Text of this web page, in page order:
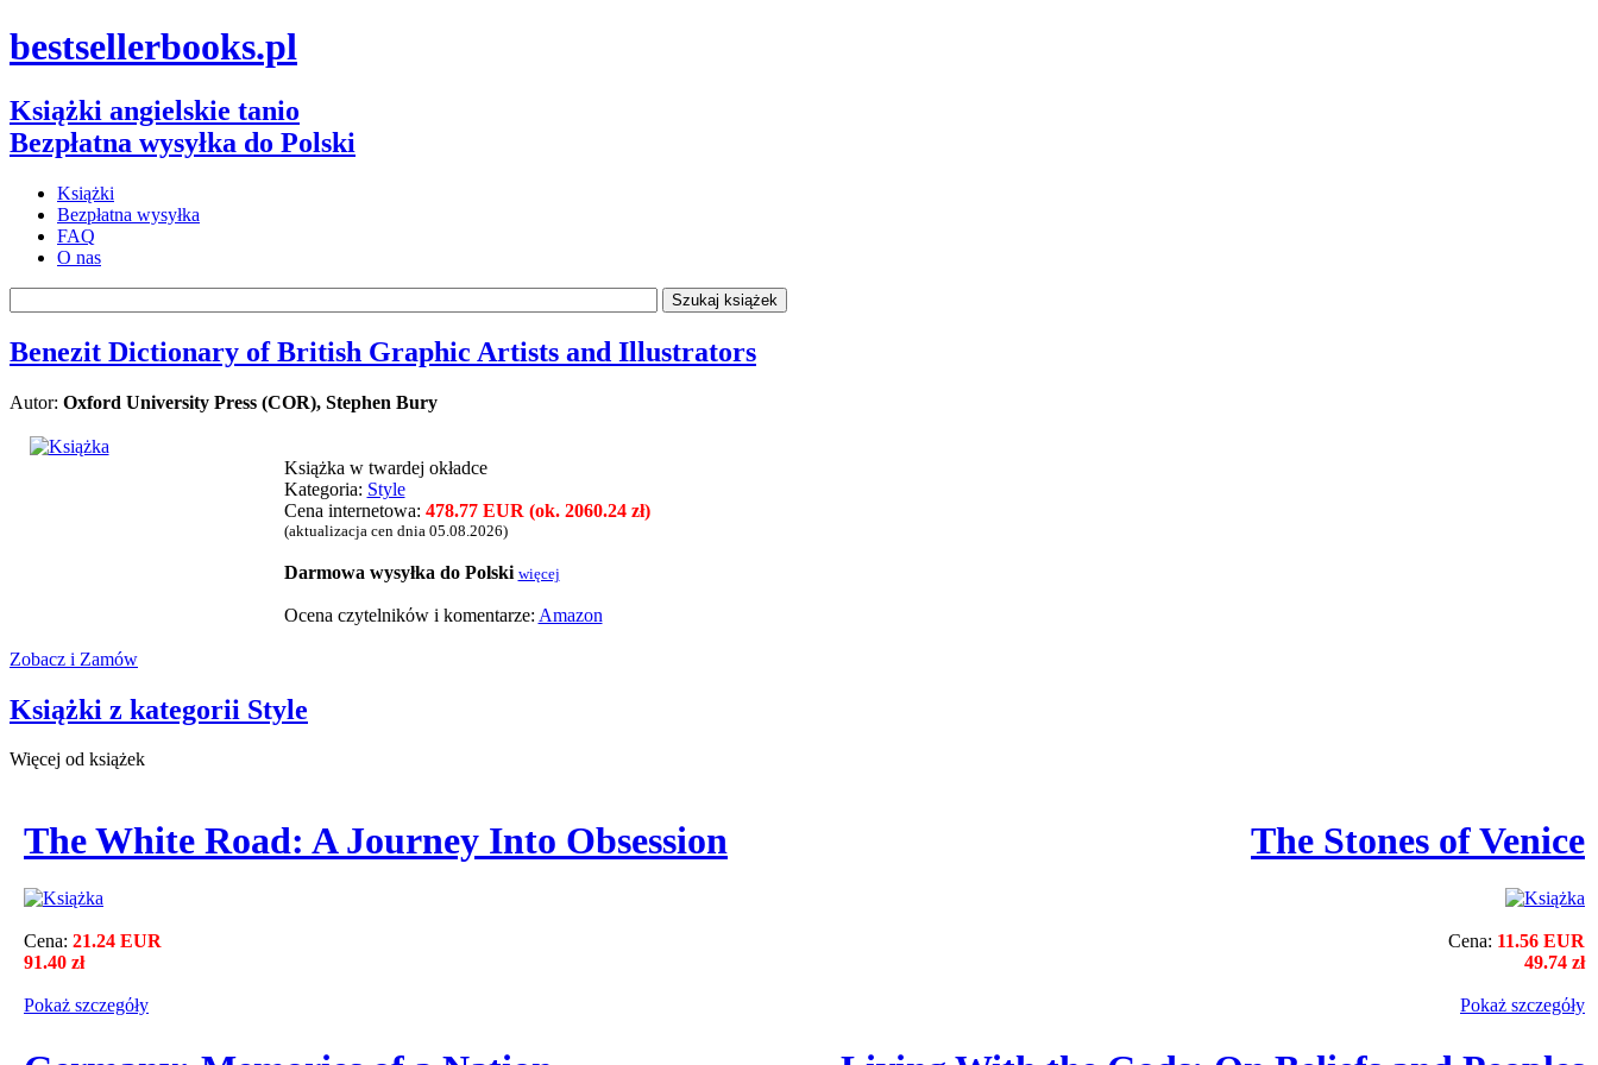
bestsellerbooks.pl
Książki angielskie tanio
Bezpłatna wysyłka do Polski
Książki
Bezpłatna wysyłka
FAQ
O nas
Benezit Dictionary of British Graphic Artists and Illustrators
Autor: Oxford University Press (COR), Stephen Bury
Książka w twardej okładce
Kategoria: Style
Cena internetowa: 478.77 EUR (ok. 2060.24 zł)
(aktualizacja cen dnia 05.08.2026)
Darmowa wysyłka do Polski więcej
Ocena czytelnikόw i komentarze: Amazon
Zobacz i Zamów
Książki z kategorii Style
Więcej od książek
The White Road: A Journey Into Obsession
Cena: 21.24 EUR
91.40 zł
Pokaż szczegόły
The Stones of Venice
Cena: 11.56 EUR
49.74 zł
Pokaż szczegόły